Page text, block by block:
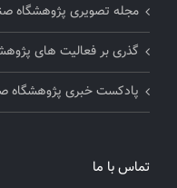
مجله تصویری پژوهشگاه
گذری بر فعالیت های
پادکست خبری پژوهشگاه
تماس با ما